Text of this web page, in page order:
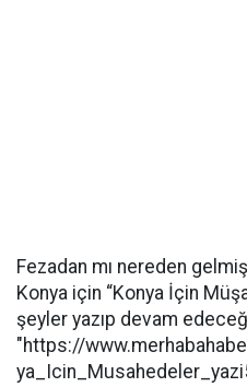
Fezadan mı nereden
Konya için “Konya İçin
şeyler yazıp devam
"https://